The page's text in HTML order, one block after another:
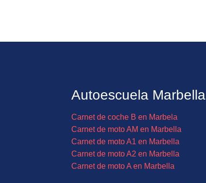
Autoescuela Marbella
Carnet de coche B en Marbela
Carnet de moto AM en Marbella
Carnet de moto A1 en Marbella
Carnet de moto A2 en Marbella
Carnet de moto A en Marbella